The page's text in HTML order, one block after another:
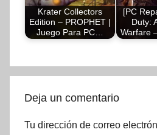
Krater Collectors
Edition – PROPHET |
Juego Para PC…
[PC
Duty:
Warfare
Deja un comentario
Tu dirección de correo